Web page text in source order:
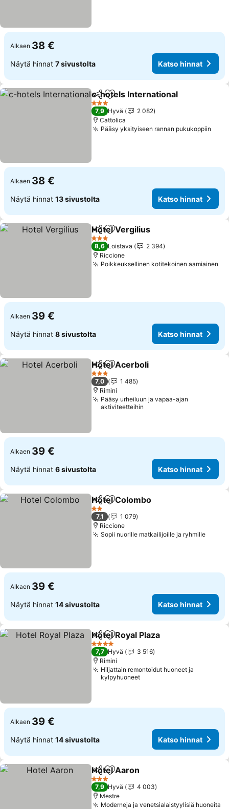
Alkaen 38 €
Näytä hinnat 7 sivustolta Katso hinnat
Jaa Lisää suosikkeihin
c-hotels International
3 Tähtiluokitus
7,9 Hyvä
2 082
Cattolica
Pääsy yksityiseen rannan pukukoppiin
Alkaen 38 €
Näytä hinnat 13 sivustolta Katso hinnat
Jaa Lisää suosikkeihin
Hotel Vergilius
3 Tähtiluokitus
8,6 Loistava
2 394
Riccione
Poikkeuksellinen kotitekoinen aamiainen
Alkaen 39 €
Näytä hinnat 8 sivustolta Katso hinnat
Jaa Lisää suosikkeihin
Hotel Acerboli
3 Tähtiluokitus
7,0
1 485
Rimini
Pääsy urheiluun ja vapaa-ajan
aktiviteetteihin
Alkaen 39 €
Näytä hinnat 6 sivustolta Katso hinnat
Jaa Lisää suosikkeihin
Hotel Colombo
2 Tähtiluokitus
7,1
1 079
Riccione
Sopii nuorille matkailijoille ja ryhmille
Alkaen 39 €
Näytä hinnat 14 sivustolta Katso hinnat
Jaa Lisää suosikkeihin
Hotel Royal Plaza
4 Tähtiluokitus
7,7 Hyvä
3 516
Rimini
Hiljattain remontoidut huoneet ja
kylpyhuoneet
Alkaen 39 €
Näytä hinnat 14 sivustolta Katso hinnat
Jaa Lisää suosikkeihin
Hotel Aaron
3 Tähtiluokitus
7,9 Hyvä
4 003
Mestre
Moderneja ja venetsialaistyylisiä huoneita